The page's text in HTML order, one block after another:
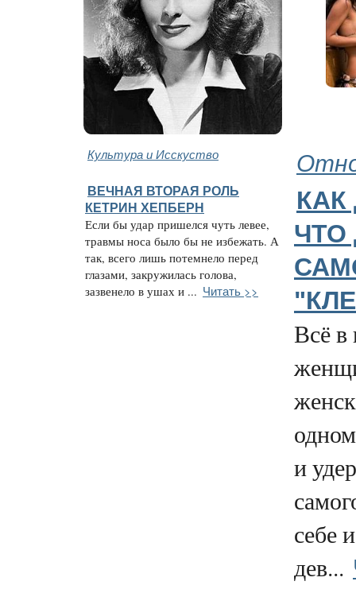
Культура и Исскуство
ВЕЧНАЯ ВТОРАЯ РОЛЬ
КЕТРИН ХЕПБЕРН
Если бы удар пришелся чуть левее,
травмы носа было бы не избежать. А
так, всего лишь потемнело перед
глазами, закружилась голова,
зазвенело в ушах и ... Читать >>
КАК
ЧТО
Всё в
и
себе
дев...